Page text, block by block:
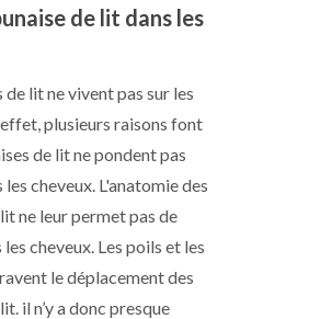
de lit dans les
de lit ne vivent pas sur les
effet, plusieurs raisons font
de lit ne pondent pas
cheveux. L'anatomie des
ne leur permet pas de
cheveux. Les poils et les
le déplacement des
il n’y a donc presque